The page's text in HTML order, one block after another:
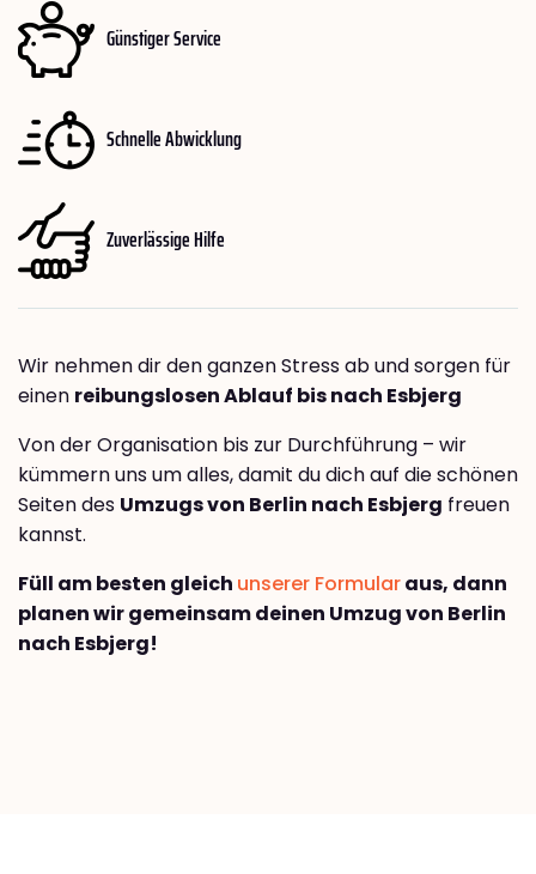
Günstiger Service
Schnelle Abwicklung
Zuverlässige Hilfe
Wir nehmen dir den ganzen Stress ab und sorgen für
einen reibungslosen Ablauf bis nach Esbjerg
Von der Organisation bis zur Durchführung – wir
kümmern uns um alles, damit du dich auf die schönen
Seiten des Umzugs von Berlin nach Esbjerg freuen
kannst.
Füll am besten gleich unserer Formularaus, dann
planen wir gemeinsam deinen Umzug von Berlin
nach Esbjerg!